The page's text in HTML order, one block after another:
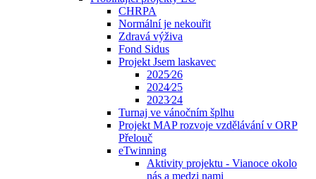
CHRPA
Normální je nekouřit
Zdravá výživa
Fond Sidus
Projekt Jsem laskavec
2025⁄26
2024⁄25
2023⁄24
Turnaj ve vánočním šplhu
Projekt MAP rozvoje vzdělávání v ORP
Přelouč
eTwinning
Aktivity projektu - Vianoce okolo
nás a medzi nami